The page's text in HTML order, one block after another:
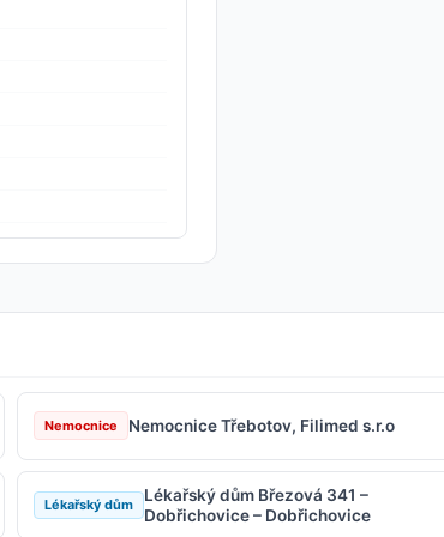
Nemocnice Nemocnice Třebotov, Filimed s.r.o
Lékařský dům
Lékařský dům Březová 341 –
Dobřichovice – Dobřichovice